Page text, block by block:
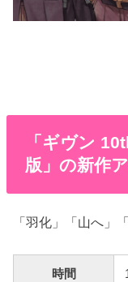
「ギヴン
版」の新作
「羽化」「山へ」
時間